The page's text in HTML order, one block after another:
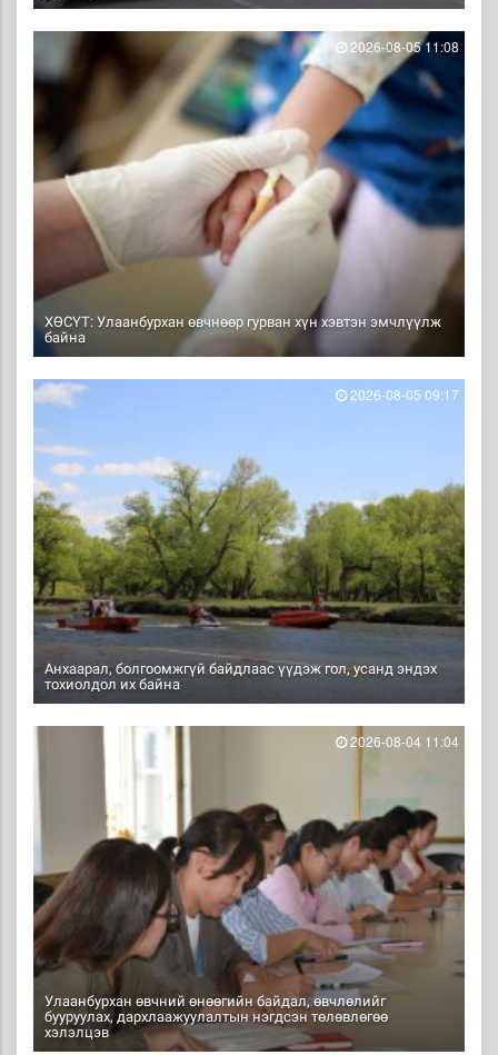
ХӨСҮТ: Улаанбурхан өвчнөөр гурван хүн хэвтэн эмчлүүлж
байна
2026-08-05 11:08
Анхаарал, болгоомжгүй байдлаас үүдэж гол, усанд эндэх
тохиолдол их байна
2026-08-05 09:17
Улаанбурхан өвчний өнөөгийн байдал, өвчлөлийг
бууруулах, дархлаажуулалтын нэгдсэн төлөвлөгөө
хэлэлцэв
2026-08-04 11:04